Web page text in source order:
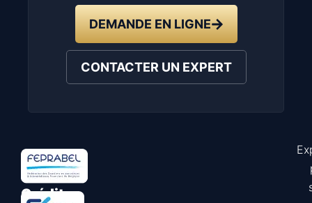
DEMANDE EN LIGNE
CONTACTER UN EXPERT
Astuce
Crédit